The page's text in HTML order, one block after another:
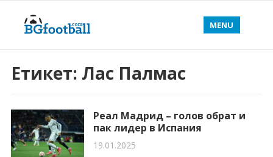
MENU
Етикет: Лас Палмас
Реал Мадрид – голов обрат и
пак лидер в Испания
19.01.2025